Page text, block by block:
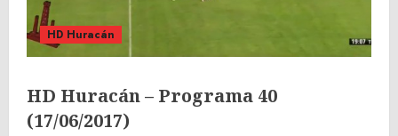
HD Huracán
HD Huracán – Programa 40
(17/06/2017)